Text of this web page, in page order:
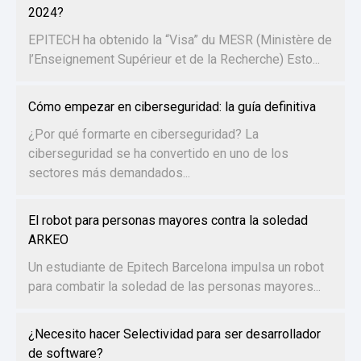
2024?
EPITECH ha obtenido la “Visa” du MESR (Ministère de
l’Enseignement Supérieur et de la Recherche) Esto...
Cómo empezar en ciberseguridad: la guía definitiva
¿Por qué formarte en ciberseguridad? La
ciberseguridad se ha convertido en uno de los
sectores más demandados...
El robot para personas mayores contra la soledad
ARKEO
Un estudiante de Epitech Barcelona impulsa un robot
para combatir la soledad de las personas mayores...
¿Necesito hacer Selectividad para ser desarrollador
de software?